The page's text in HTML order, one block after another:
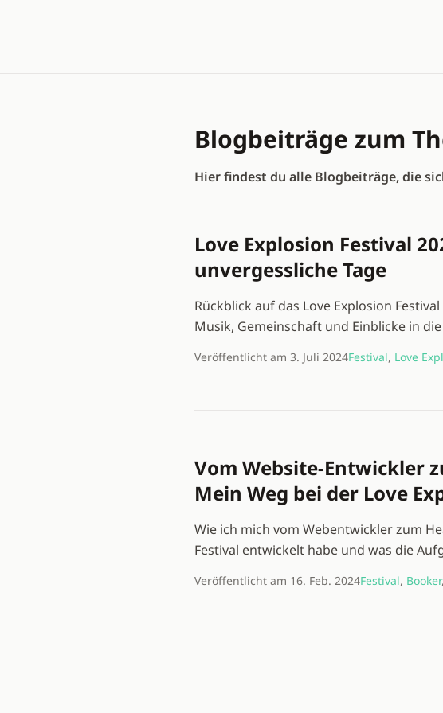
Blogbeiträge zum
Hier findest du alle Blogbeiträge, die
Love Explosion Festival
unvergessliche Tage
Rückblick auf das Love Explosion
Musik, Gemeinschaft und Einblicke in
Veröffentlicht am 3. Juli 2024Festival, Love
Vom Website-Entwickler
Mein Weg bei der Love
Wie ich mich vom Webentwickler zum
Festival entwickelt habe und was die
Veröffentlicht am 16. Feb. 2024Festival, Booker,